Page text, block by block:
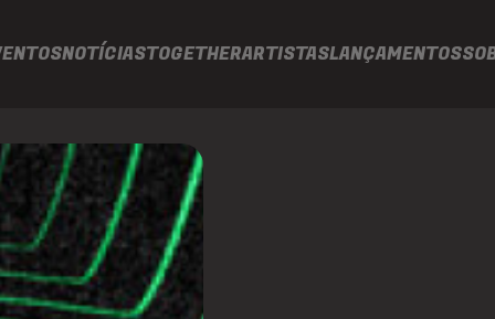
NOTÍCIASTOGETHERARTISTASLANÇAMENTOS